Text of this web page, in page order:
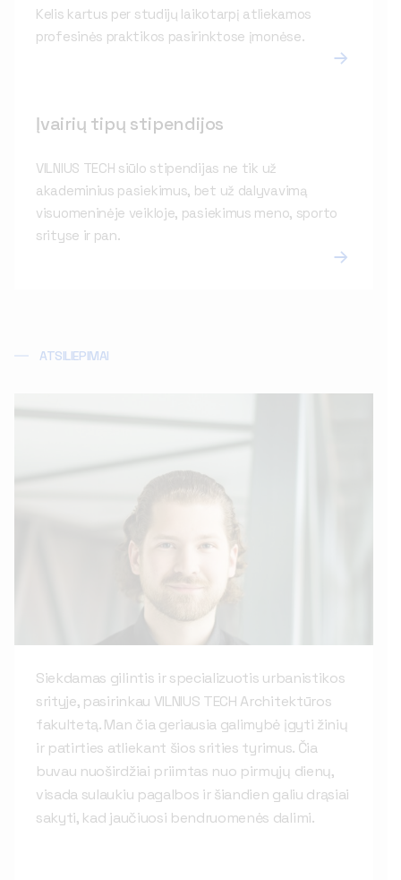
Kelis kartus per studijų laikotarpį atliekamos
profesinės praktikos pasirinktose įmonėse.
Įvairių tipų stipendijos
VILNIUS TECH siūlo stipendijas ne tik už
akademinius pasiekimus, bet už dalyvavimą
visuomeninėje veikloje, pasiekimus meno, sporto
srityse ir pan.
ATSILIEPIMAI
Siekdamas gilintis ir specializuotis urbanistikos
srityje, pasirinkau VILNIUS TECH Architektūros
fakultetą. Man čia geriausia galimybė įgyti žinių
ir patirties atliekant šios srities tyrimus. Čia
buvau nuoširdžiai priimtas nuo pirmųjų dienų,
visada sulaukiu pagalbos ir šiandien galiu drąsiai
sakyti, kad jaučiuosi bendruomenės dalimi.